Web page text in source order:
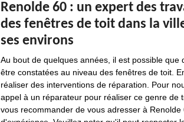
Renolde 60 : un expert des
des fenêtres de toit dans la
ses environs
Au bout de quelques années, il est possible que
être constatées au niveau des fenêtres de toit.
réaliser des interventions de réparation. Pour
appel à un réparateur pour réaliser ce genre de
vous recommander de vous adresser à